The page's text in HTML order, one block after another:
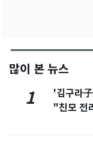
많이 본 뉴스
1
'김구라
"친모 전